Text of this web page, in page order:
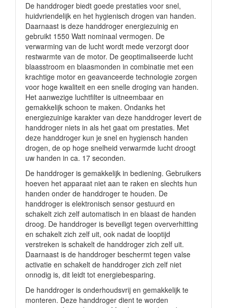
De handdroger biedt goede prestaties voor snel,
huidvriendelijk en het hygienisch drogen van handen.
Daarnaast is deze handdroger energiezuinig en
gebruikt 1550 Watt nominaal vermogen. De
verwarming van de lucht wordt mede verzorgt door
restwarmte van de motor. De geoptimaliseerde lucht
blaasstroom en blaasmonden in combinatie met een
krachtige motor en geavanceerde technologie zorgen
voor hoge kwaliteit en een snelle droging van handen.
Het aanwezige luchtfilter is uitneembaar en
gemakkelijk schoon te maken. Ondanks het
energiezuinige karakter van deze handdroger levert de
handdroger niets in als het gaat om prestaties. Met
deze handdroger kun je snel en hygiensch handen
drogen, de op hoge snelheid verwarmde lucht droogt
uw handen in ca. 17 seconden.
De handdroger is gemakkelijk in bediening. Gebruikers
hoeven het apparaat niet aan te raken en slechts hun
handen onder de handdroger te houden. De
handdroger is elektronisch sensor gestuurd en
schakelt zich zelf automatisch in en blaast de handen
droog. De handdroger is beveiligt tegen oververhitting
en schakelt zich zelf uit, ook nadat de looptijd
verstreken is schakelt de handdroger zich zelf uit.
Daarnaast is de handdroger beschermt tegen valse
activatie en schakelt de handdroger zich zelf niet
onnodig is, dit leidt tot energiebesparing.
De handdroger is onderhoudsvrij en gemakkelijk te
monteren. Deze handdroger dient te worden